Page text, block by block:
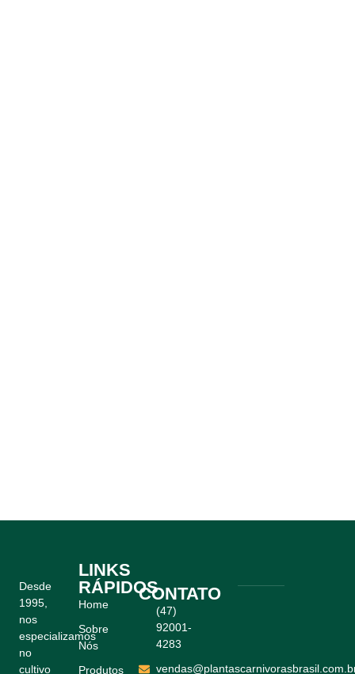
Desde
1995,
nos
especializamos
no
cultivo
LINKS
RÁPIDOS
Home
Sobre
Nós
Produtos
CONTATO
(47)
92001-
4283